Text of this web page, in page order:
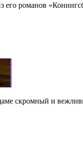
его романов
скромный и